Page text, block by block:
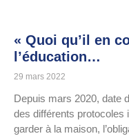
« Quoi qu’il en
l’éducation…
29 mars 2022
Depuis mars 2020, date
des différents protocoles
garder à la maison,